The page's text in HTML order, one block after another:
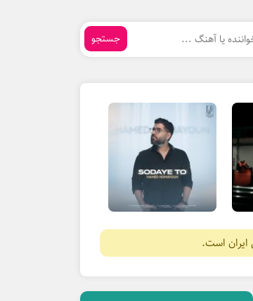
جستجو
ایران است.